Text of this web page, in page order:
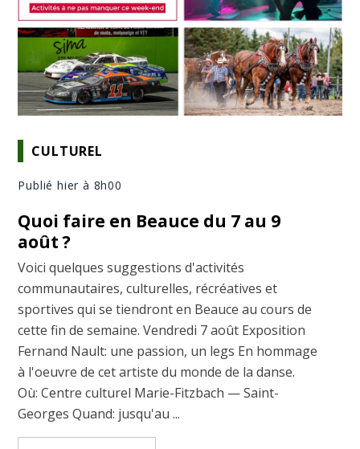
CULTUREL
Publié hier à 8h00
Quoi faire en Beauce du 7 au 9
août ?
Voici quelques suggestions d'activités
communautaires, culturelles, récréatives et
sportives qui se tiendront en Beauce au cours de
cette fin de semaine. Vendredi 7 août Exposition
Fernand Nault: une passion, un legs En hommage
à l'oeuvre de cet artiste du monde de la danse.
Où: Centre culturel Marie-Fitzbach — Saint-
Georges Quand: jusqu'au ...